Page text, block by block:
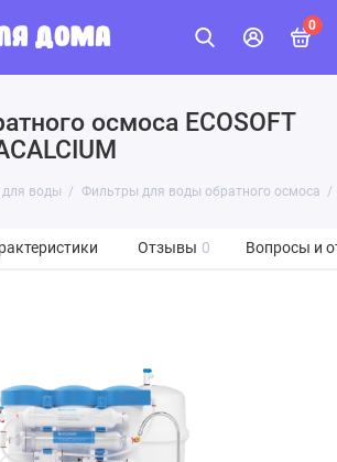
0
осмоса ECOSOFT
воды Фильтры для воды обратного осмоса
Отзывы 0 Вопросы и